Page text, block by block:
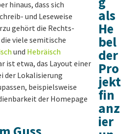
hinaus, dass sich
und Leseweise
gehört die Rechts-
viele semitische
und Hebräisch
ist etwa, das Layout einer
der Lokalisierung
beispielsweise
der Homepage
als
He
bel
der
Pro
jekt
fin
anz
ier